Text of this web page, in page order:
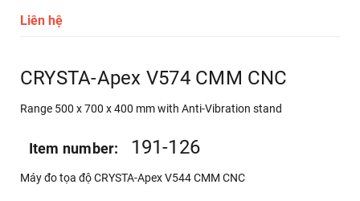
Liên hệ
CRYSTA-Apex V574 CMM CNC
Range 500 x 700 x 400 mm with Anti-Vibration stand
Item number: 191-126
Máy đo tọa độ CRYSTA-Apex V544 CMM CNC